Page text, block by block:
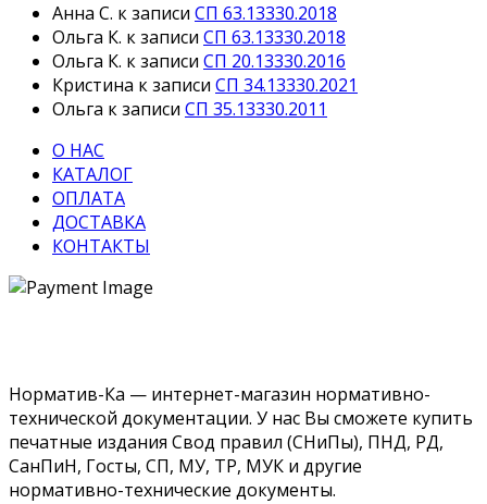
Анна С. к записи СП 63.13330.2018
Ольга К. к записи СП 63.13330.2018
Ольга К. к записи СП 20.13330.2016
Кристина к записи СП 34.13330.2021
Ольга к записи СП 35.13330.2011
О НАС
КАТАЛОГ
ОПЛАТА
ДОСТАВКА
КОНТАКТЫ
Норматив-Ка — интернет-магазин нормативно-
технической документации. У нас Вы сможете купить
печатные издания Свод правил (СНиПы), ПНД, РД,
СанПиН, Госты, СП, МУ, ТР, МУК и другие
нормативно-технические документы.